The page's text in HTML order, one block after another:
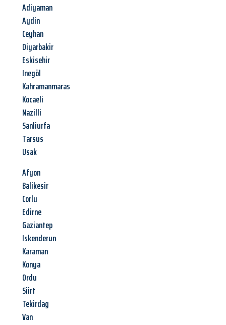
Adiyaman
Aydin
Ceyhan
Diyarbakir
Eskisehir
Inegöl
Kahramanmaras
Kocaeli
Nazilli
Sanliurfa
Tarsus
Usak
Afyon
Balikesir
Corlu
Edirne
Gaziantep
Iskenderun
Karaman
Konya
Ordu
Siirt
Tekirdag
Van